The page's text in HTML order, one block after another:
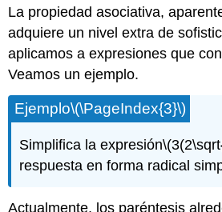
La propiedad asociativa,
adquiere un nivel extra de
aplicamos a expresiones que
Veamos un ejemplo.
Ejemplo\(\PageIndex{3}\)
Simplifica la expresión
respuesta en forma radical
Actualmente, los paréntesis